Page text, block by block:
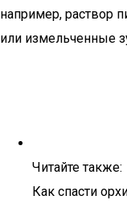
например, раствор
или измельченные
Читайте также:
Как спасти